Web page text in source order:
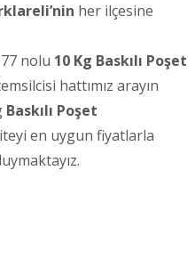
her ilçesine
nolu 10 Kg Baskılı Poşet
hattımız arayın
Baskılı Poşet
en uygun fiyatlarla